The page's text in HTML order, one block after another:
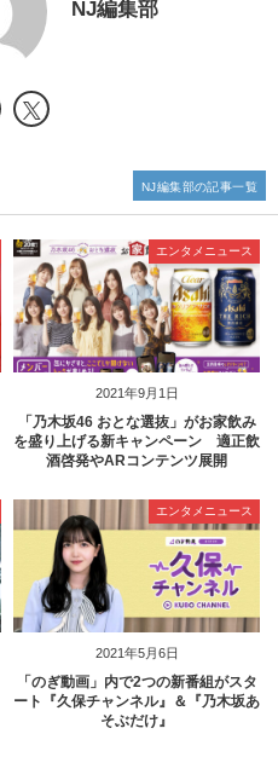
NJ編集部
2021年9月1日
エンタメニュース
「乃木坂46 おとな選抜」がお家飲み
を盛り上げる新キャンペーン 適正飲
酒啓発やARコンテンツ展開
2021年5月6日
エンタメニュース
「のぎ動画」内で2つの新番組がスタ
ート『久保チャンネル』＆『乃木坂あ
そぶだけ』
NJ編集部の記事一覧